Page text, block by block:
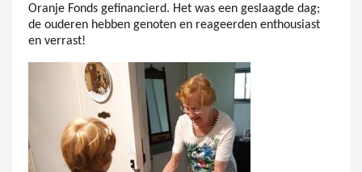
Oranje Fonds gefinancierd. Het was een geslaagde dag;
de ouderen hebben genoten en reageerden enthousiast
en verrast!